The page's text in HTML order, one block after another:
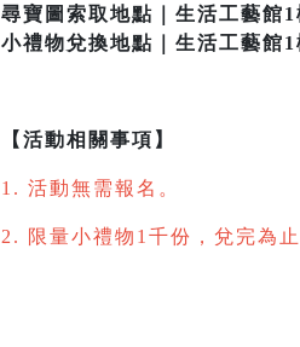
尋寶圖索取地點｜生活工藝館
小禮物兌換地點｜生活工藝館1
【活動相關事項】
1. 活動無需報名。
2. 限量小禮物1千份，兌完為止